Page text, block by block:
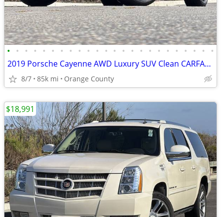
• • • • • • • • • • • • • • • • • • • • • • • •
2019 Porsche Cayenne AWD Luxury SUV Clean CARFAX apple CarPlay...2
8/7 85k mi Orange County
$18,991